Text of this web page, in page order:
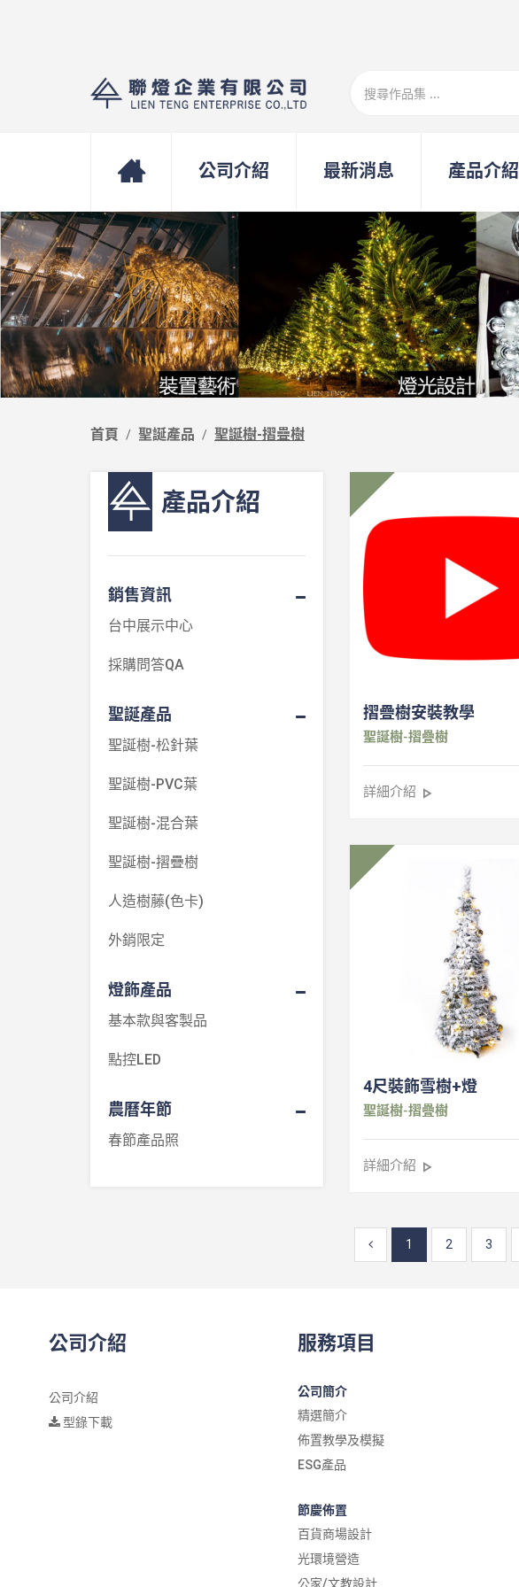
公司介紹 最新消息 產品介紹
首頁 聖誕產品 聖誕樹-摺疊樹
摺疊樹安裝教學
聖誕樹-摺疊樹
詳細介紹
4尺裝飾雪樹+燈
聖誕樹-摺疊樹
詳細介紹
1 2 3
產品介紹
銷售資訊
台中展示中心
採購問答QA
聖誕產品
聖誕樹-松針葉
聖誕樹-PVC葉
聖誕樹-混合葉
聖誕樹-摺疊樹
人造樹藤(色卡)
外銷限定
燈飾產品
基本款與客製品
點控LED
農曆年節
春節產品照
公司介紹
公司介紹
型錄下載
服務項目
公司簡介
精選簡介
佈置教學及模擬
ESG產品
節慶佈置
百貨商場設計
光環境營造
公家/文教設計